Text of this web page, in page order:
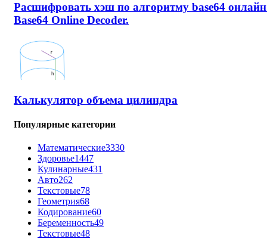
Расшифровать хэш по алгоритму base64
Base64 Online Decoder.
Калькулятор объема цилиндра
Популярные категории
Математические3330
Здоровье1447
Кулинарные431
Авто262
Текстовые78
Геометрия68
Кодирование60
Беременность49
Текстовые48